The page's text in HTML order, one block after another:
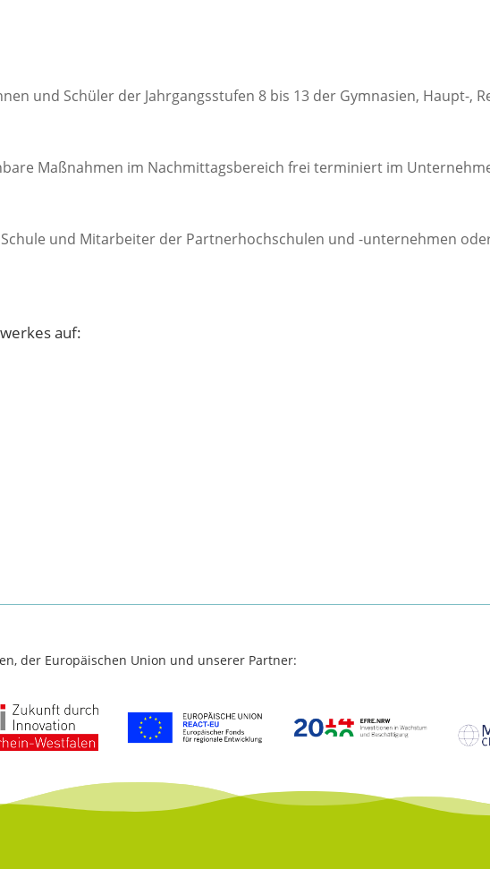
und Schüler der Jahrgangsstufen 8 bis 13 der Gymnasien, Haupt-,
Maßnahmen im Nachmittagsbereich frei terminiert im
und Mitarbeiter der Partnerhochschulen und -unternehmen
auf:
der Europäischen Union und unserer Partner: